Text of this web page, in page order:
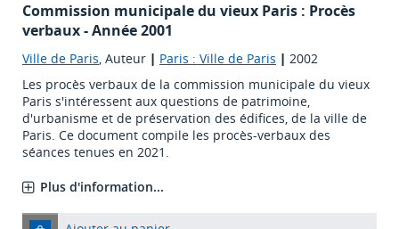
Commission municipale du vieux Paris : Procès
verbaux - Année 2001
Ville de Paris, Auteur | Paris : Ville de Paris | 2002
Les procès verbaux de la commission municipale du vieux
Paris s'intéressent aux questions de patrimoine,
d'urbanisme et de préservation des édifices, de la ville de
Paris. Ce document compile les procès-verbaux des
séances tenues en 2021.
Plus d'information...